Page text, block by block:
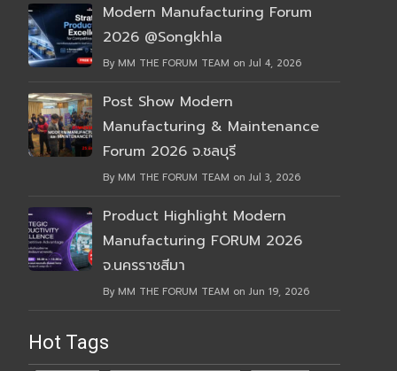
Modern Manufacturing Forum
2026 @Songkhla
By MM THE FORUM TEAM on Jul 4, 2026
Post Show Modern
Manufacturing & Maintenance
Forum 2026 จ.ชลบุรี
By MM THE FORUM TEAM on Jul 3, 2026
Product Highlight Modern
Manufacturing FORUM 2026
จ.นครราชสีมา
By MM THE FORUM TEAM on Jun 19, 2026
Hot Tags